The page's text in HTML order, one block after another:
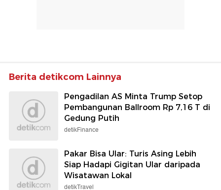
Berita detikcom Lainnya
Pengadilan AS Minta Trump Setop
Pembangunan Ballroom Rp 7,16 T di
Gedung Putih
detikFinance
Pakar Bisa Ular: Turis Asing Lebih
Siap Hadapi Gigitan Ular daripada
Wisatawan Lokal
detikTravel